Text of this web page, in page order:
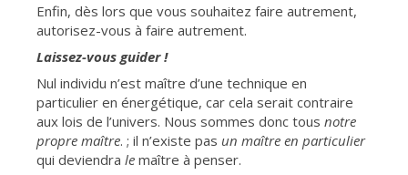
Enfin, dès lors que vous souhaitez faire autrement,
autorisez-vous à faire autrement.
Laissez-vous guider !
Nul individu n’est maître d’une technique en
particulier en énergétique, car cela serait contraire
aux lois de l’univers. Nous sommes donc tous notre
propre maître. ; il n’existe pas un maître en particulier
qui deviendra le maître à penser.